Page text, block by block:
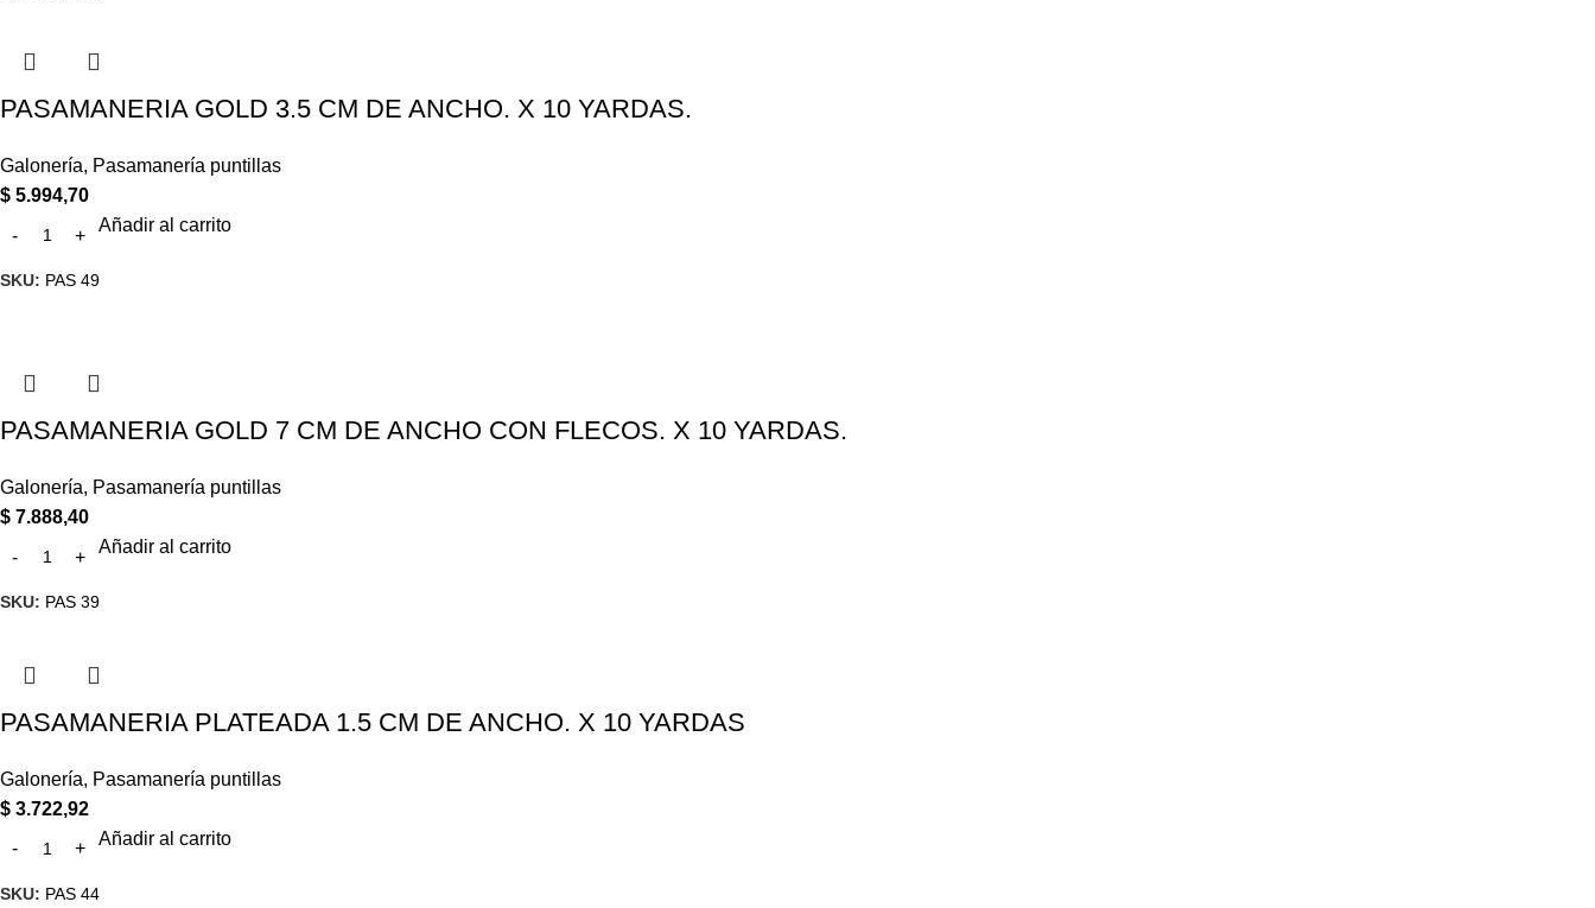
PASAMANERIA GOLD 3.5 CM DE ANCHO. X 10 YARDAS.
Galonería, Pasamanería puntillas
$ 5.994,70
Añadir al carrito
SKU: PAS 49
PASAMANERIA GOLD 7 CM DE ANCHO CON FLECOS. X 10 YARDAS.
Galonería, Pasamanería puntillas
$ 7.888,40
Añadir al carrito
SKU: PAS 39
PASAMANERIA PLATEADA 1.5 CM DE ANCHO. X 10 YARDAS
Galonería, Pasamanería puntillas
$ 3.722,92
Añadir al carrito
SKU: PAS 44